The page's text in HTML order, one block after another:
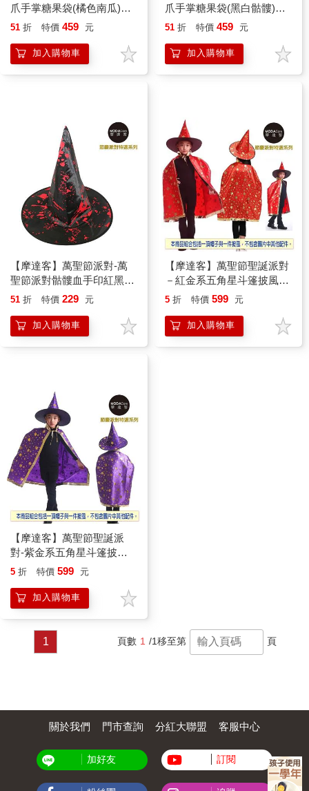
爪手掌糖果袋(橘色南瓜)不
給糖就搗蛋trick or treat
51 折 特價 459 元
加入購物車
爪手掌糖果袋(黑白骷髏)不
給糖就搗蛋trick or treat
51 折 特價 459 元
加入購物車
【摩達客】萬聖節派對-萬
聖節派對骷髏血手印紅黑尖
頂巫師帽巫婆帽
51 折 特價 229 元
加入購物車
【摩達客】萬聖節聖誕派對
－紅金系五角星斗篷披風兩
件組（女巫帽＋斗篷）
5 折 特價 599 元
加入購物車
【摩達客】萬聖節聖誕派
對-紫金系五角星斗篷披風
兩件組(女巫帽＋斗篷)
5 折 特價 599 元
加入購物車
1 頁數 1 /1移至第 頁
關於我們 門市查詢 分紅大聯盟 客服中心
加好友 訂閱